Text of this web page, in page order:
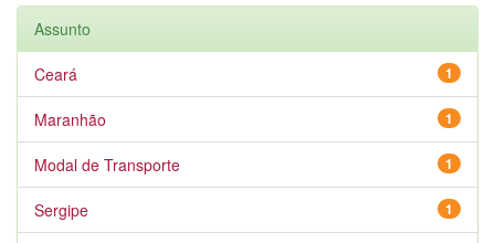
Assunto
1
Ceará
1
Maranhão
1
Modal de Transporte
1
Sergipe